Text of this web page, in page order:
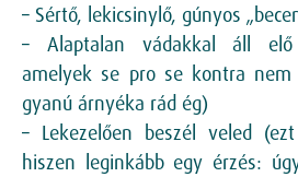
– Sértő, lekicsinylő, gúnyos
– Alaptalan vádakkal áll
amelyek se pro se kontra
gyanú árnyéka rád ég)
– Lekezelően beszél veled
hiszen leginkább egy érzés: